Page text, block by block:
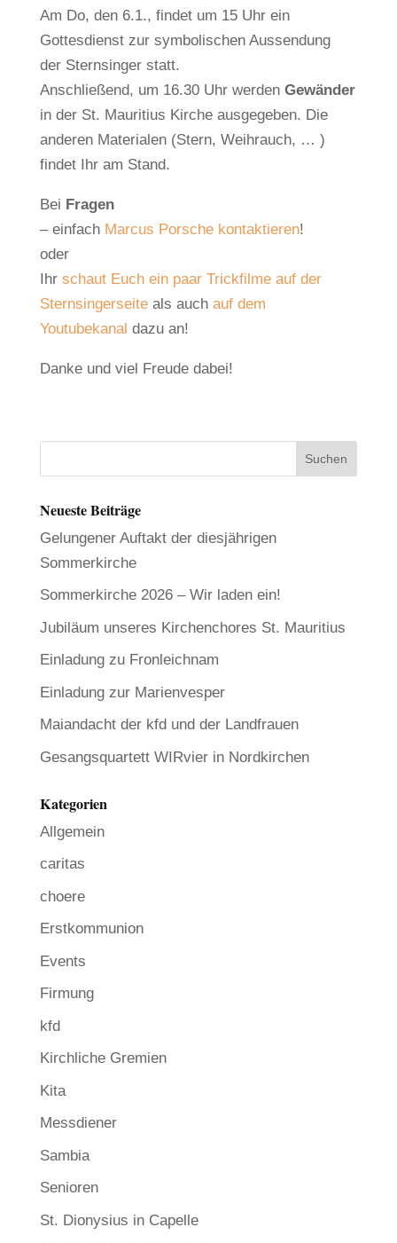
Am Do, den 6.1., findet um 15 Uhr ein
Gottesdienst zur symbolischen Aussendung
der Sternsinger statt.
Anschließend, um 16.30 Uhr werden Gewänder
in der St. Mauritius Kirche ausgegeben. Die
anderen Materialen (Stern, Weihrauch, … )
findet Ihr am Stand.
Bei Fragen
– einfachMarcus Porsche kontaktieren!
oder
Ihr schaut Euch ein paar Trickfilme auf der
Sternsingerseiteals auch auf dem
Youtubekanal dazu an!
Danke und viel Freude dabei!
Neueste Beiträge
Gelungener Auftakt der diesjährigen
Sommerkirche
Sommerkirche 2026 – Wir laden ein!
Jubiläum unseres Kirchenchores St. Mauritius
Einladung zu Fronleichnam
Einladung zur Marienvesper
Maiandacht der kfd und der Landfrauen
Gesangsquartett WIRvier in Nordkirchen
Kategorien
Allgemein
caritas
choere
Erstkommunion
Events
Firmung
kfd
Kirchliche Gremien
Kita
Messdiener
Sambia
Senioren
St. Dionysius in Capelle